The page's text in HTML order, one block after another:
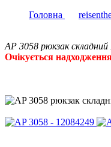
Головна
AP 3058 рюкзак складний
Очікується